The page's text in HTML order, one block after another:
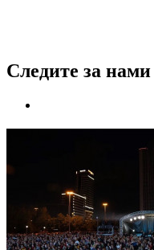
Следите за нами